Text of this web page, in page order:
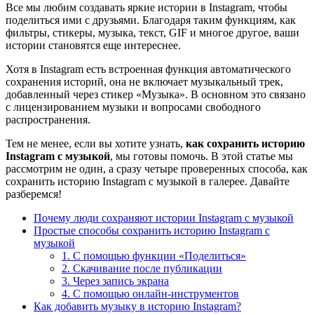
Все мы любим создавать яркие истории в Instagram, чтобы
поделиться ими с друзьями. Благодаря таким функциям, как
фильтры, стикеры, музыка, текст, GIF и многое другое, ваши
истории становятся еще интереснее.
Хотя в Instagram есть встроенная функция автоматического
сохранения историй, она не включает музыкальный трек,
добавленный через стикер «Музыка». В основном это связано
с лицензированием музыки и вопросами свободного
распространения.
Тем не менее, если вы хотите узнать, как сохранить историю
Instagram с музыкой, мы готовы помочь. В этой статье мы
рассмотрим не один, а сразу четыре проверенных способа, как
сохранить историю Instagram с музыкой в галерее. Давайте
разберемся!
Почему люди сохраняют истории Instagram с музыкой
Простые способы сохранить историю Instagram с
музыкой
1. С помощью функции «Поделиться»
2. Скачивание после публикации
3. Через запись экрана
4. С помощью онлайн-инструментов
Как добавить музыку в историю Instagram?